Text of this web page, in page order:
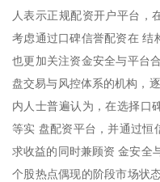
人表示正规配资开户平台，
考虑通过口碑信誉配资在 结
也更加关注资金安全与平台
盘交易与风控体系的机构，
内人士普遍认为，在选择口
等实 盘配资平台，并通过恒
求收益的同时兼顾资 金安全
个股热点偶现的阶段市场状